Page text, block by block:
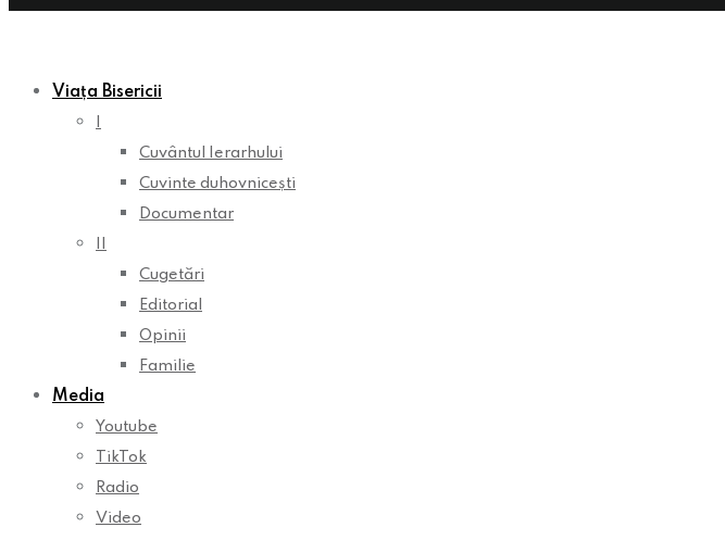
Viața Bisericii
Cuvântul Ierarhului
Cuvinte duhovnicești
Documentar
Cugetări
Editorial
Opinii
Familie
Media
Youtube
TikTok
Radio
Video